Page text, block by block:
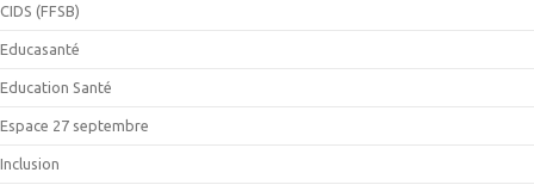
CIDS (FFSB)
Educasanté
Education Santé
Espace 27 septembre
Inclusion